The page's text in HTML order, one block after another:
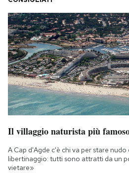
Il villaggio naturista più
A Cap d'Agde c'è chi va per stare nudo
libertinaggio: tutti sono attratti da un
vietare»